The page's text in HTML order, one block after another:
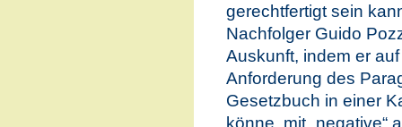
gerechtfertigt sein
Nachfolger Guido
Auskunft, indem er
Anforderung des
Gesetzbuch in einer
könne, mit „negative“